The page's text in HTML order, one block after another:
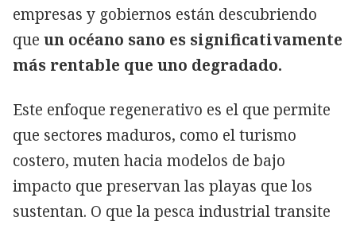
empresas y gobiernos están descubriendo
que un océano sano es significativamente
más rentable que uno degradado.
Este enfoque regenerativo es el que permite
que sectores maduros, como el turismo
costero, muten hacia modelos de bajo
impacto que preservan las playas que los
sustentan. O que la pesca industrial transite